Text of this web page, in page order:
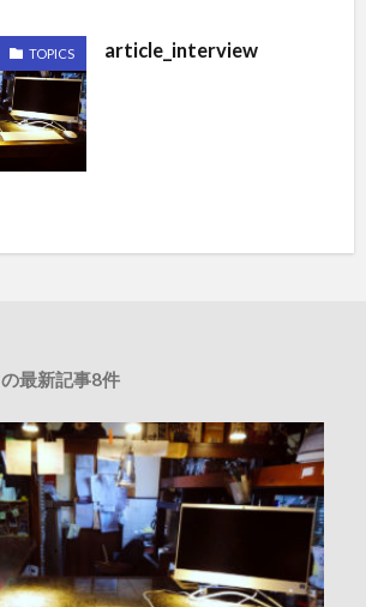
TOPICS article_interview
の最新記事8件